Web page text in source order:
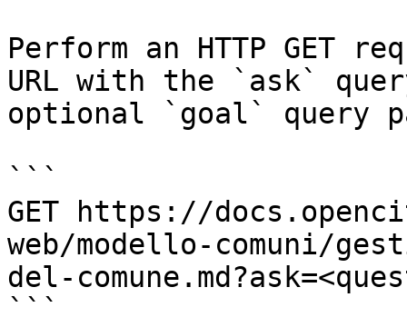
Perform an HTTP GET
URL with the `ask`
optional `goal` query
```
GET https://
web/modello-comuni/
del-
```